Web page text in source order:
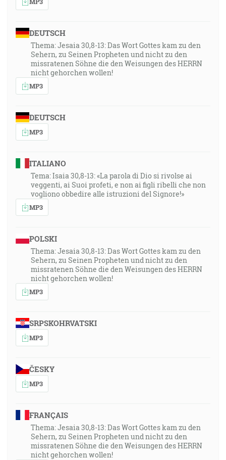
DEUTSCH
Thema: Jesaia 30,8-13: Das Wort Gottes kam zu den
Sehern, zu Seinen Propheten und nicht zu den
missratenen Söhne die den Weisungen des HERRN
nicht gehorchen wollen!
MP3
DEUTSCH
MP3
ITALIANO
Tema: Isaia 30,8-13: «La parola di Dio si rivolse ai
veggenti, ai Suoi profeti, e non ai figli ribelli che non
vogliono obbedire alle istruzioni del Signore!»
MP3
POLSKI
Thema: Jesaia 30,8-13: Das Wort Gottes kam zu den
Sehern, zu Seinen Propheten und nicht zu den
missratenen Söhne die den Weisungen des HERRN
nicht gehorchen wollen!
MP3
SRPSKOHRVATSKI
MP3
ČESKY
MP3
FRANÇAIS
Thema: Jesaia 30,8-13: Das Wort Gottes kam zu den
Sehern, zu Seinen Propheten und nicht zu den
missratenen Söhne die den Weisungen des HERRN
nicht gehorchen wollen!